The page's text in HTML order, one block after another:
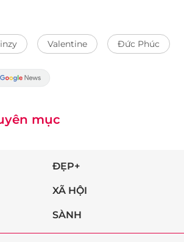
Valentine Đức Phúc
mục
ĐẸP+
XÃ HỘI
SÀNH